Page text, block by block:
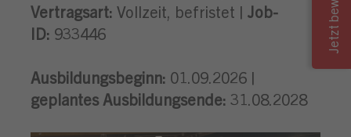
Vertragsart: Vollzeit, befristet | Job-
ID: 933446
Ausbildungsbeginn: 01.09.2026 |
geplantes Ausbildungsende: 31.08.2028